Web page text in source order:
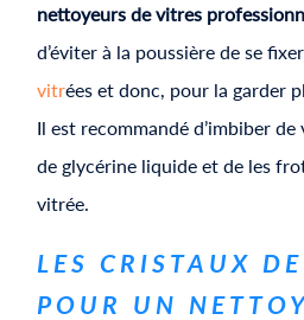
nettoyeurs de vitres
d’éviter à la poussière de se
vitrées et donc, pour la garder
Il est recommandé d’imbiber
de glycérine liquide et de les
vitrée.
LES CRISTAUX
POUR UN